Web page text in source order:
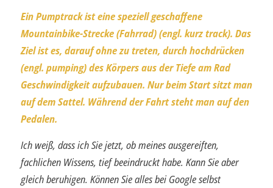
Ein Pumptrack ist eine speziell geschaffene
Mountainbike-Strecke (Fahrrad) (engl. kurz track). Das
Ziel ist es, darauf ohne zu treten, durch hochdrücken
(engl. pumping) des Körpers aus der Tiefe am Rad
Geschwindigkeit aufzu­bauen. Nur beim Start sitzt man
auf dem Sattel. Während der Fahrt steht man auf den
Pedalen.
Ich weiß, dass ich Sie jetzt, ob meines ausgereiften,
fachlichen Wissens, tief beeindruckt habe. Kann Sie aber
gleich beruhigen. Können Sie alles bei Google selbst